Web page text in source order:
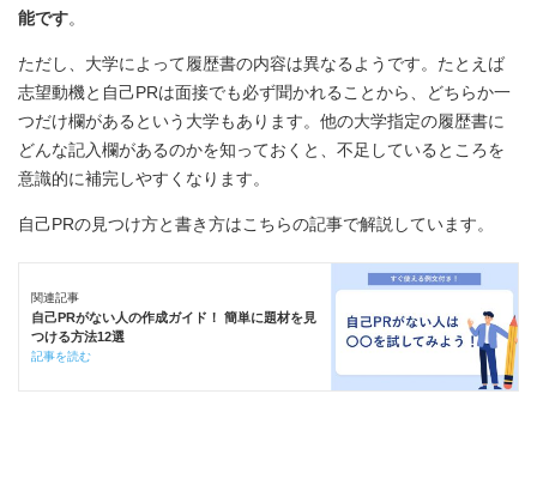
能です。
ただし、大学によって履歴書の内容は異なるようです。たとえば
志望動機と自己PRは面接でも必ず聞かれることから、どちらか一
つだけ欄があるという大学もあります。他の大学指定の履歴書に
どんな記入欄があるのかを知っておくと、不足しているところを
意識的に補完しやすくなります。
自己PRの見つけ方と書き方はこちらの記事で解説しています。
関連記事
自己PRがない人の作成ガイド！ 簡単に題材を見
つける方法12選
記事を読む